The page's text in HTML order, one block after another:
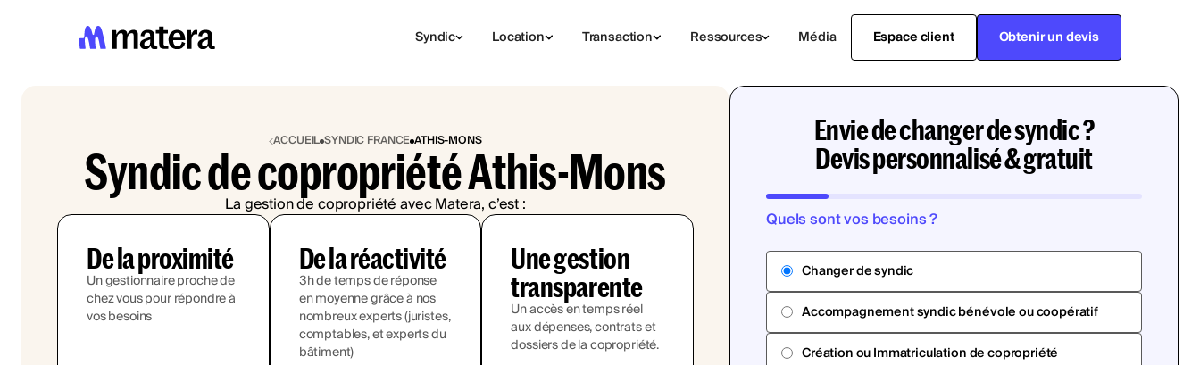
Syndic Location Transaction Ressources Média Espace client Obtenir un devis
ACCUEIL SYNDIC FRANCE ATHIS-MONS
Syndic de copropriété Athis-Mons
La gestion de copropriété avec Matera, c’est :
De la proximité
Un gestionnaire proche de
chez vous pour répondre à
vos besoins
De la réactivité
3h de temps de réponse
en moyenne grâce à nos
nombreux experts (juristes,
comptables, et experts du
bâtiment)
Une gestion
transparente
Un accès en temps réel
aux dépenses, contrats et
dossiers de la copropriété.
Envie de changer de syndic ?
Devis personnalisé & gratuit
Quels sont vos besoins ?
Changer de syndic
Accompagnement syndic bénévole ou coopératif
Création ou Immatriculation de copropriété